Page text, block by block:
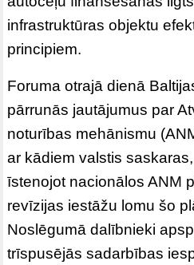
infrastruktūras objektu
principiem.
Foruma otrajā dienā
pārrunās jautājumus par
noturības mehānismu
ar kādiem valstis
īstenojot nacionālos ANM
revīzijas iestāžu lomu šo
Noslēgumā dalībnieki
trīspusējās sadarbības